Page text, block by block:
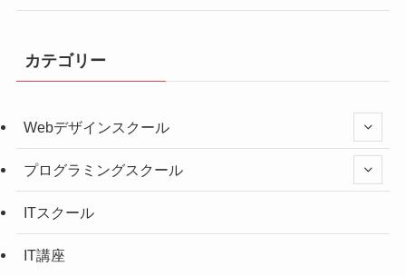
カテゴリー
Webデザインスクール
プログラミングスクール
ITスクール
IT講座